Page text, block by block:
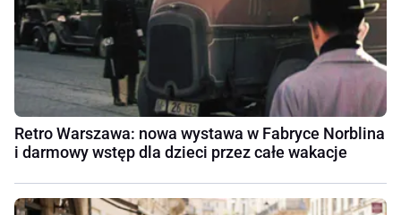
Retro Warszawa: nowa wystawa w Fabryce Norblina
i darmowy wstęp dla dzieci przez całe wakacje